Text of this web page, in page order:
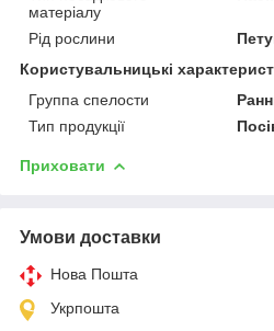
матеріалу
Рід рослини
Користувальницькі
Группа спелости
Тип продукції
Приховати
Умови доставки
Нова Пошта
Укрпошта